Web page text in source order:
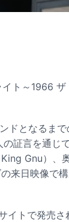
ト～1966
ドとなるま
証言を通じ
Gnu）、
来日映像で
イトで発売